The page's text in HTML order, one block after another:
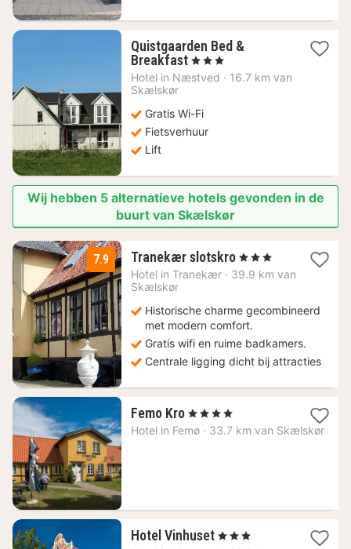
Quistgaarden Bed &
Breakfast 1
nacht
vanaf
€
, 3 Sterren
Hotel in Næstved · 16.7 km van
Skælskør
Gratis Wi-Fi
Fietsverhuur
Lift
Wij hebben 5 alternatieve hotels gevonden in de
buurt van Skælskør
7.9 Tranekær slotskro 2
nachten
vanaf
€
, 3 Sterren
Hotel in Tranekær · 39.9 km van
Skælskør
Historische charme gecombineerd
met modern comfort.
Gratis wifi en ruime badkamers.
Centrale ligging dicht bij attracties
Femo Kro 1
nacht
vanaf
, 4 Sterren
Hotel in Femø · 33.7 km van Skælskør
Hotel Vinhuset 2
, 3 Sterren